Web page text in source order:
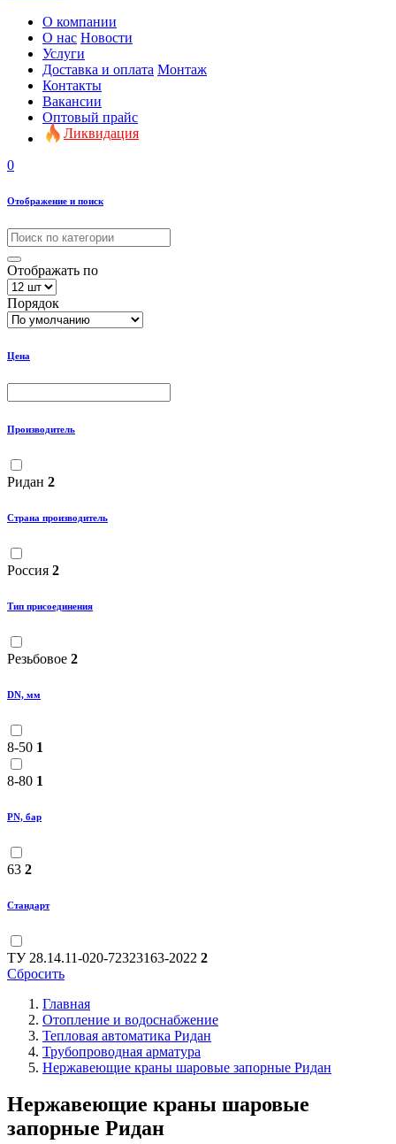
О компании
О нас Новости
Услуги
Доставка и оплата Монтаж
Контакты
Вакансии
Оптовый прайс
Ликвидация
0
Отображение и поиск
Отображать по
Порядок
Цена
Производитель
Ридан 2
Страна производитель
Россия 2
Тип присоединения
Резьбовое 2
DN, мм
8-50 1
8-80 1
PN, бар
63 2
Стандарт
ТУ 28.14.11-020-72323163-2022 2
Сбросить
Главная
Отопление и водоснабжение
Тепловая автоматика Ридан
Трубопроводная арматура
Нержавеющие краны шаровые запорные Ридан
Нержавеющие краны шаровые
запорные Ридан